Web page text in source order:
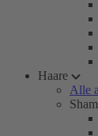
Haare
Alle